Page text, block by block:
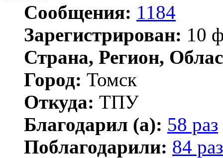
Сообщения: 1184
Зарегистрирован: 10
Страна, Регион,
Город: Томск
Откуда: ТПУ
Благодарил (а): 58 раз
Поблагодарили: 84